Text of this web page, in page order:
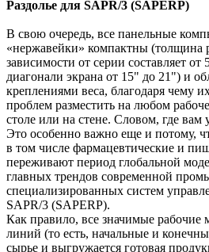
Раздолье для SAPR/3 (SAPERP)
В свою очередь, все панельные
«нержавейки» компактны (толщина
зависимости от серии составляет
диагонали экрана от 15" до 21") и
креплениями веса, благодаря чему
проблем разместить на любом
столе или на стене. Словом, где вам
Это особенно важно еще и потому,
в том числе фармацевтические и
переживают период глобальной
главных трендов современной
специализированных систем
SAPR/3 (SAPERP).
Как правило, все значимые рабочие
линий (то есть, начальные и
сырье и выгружается готовая